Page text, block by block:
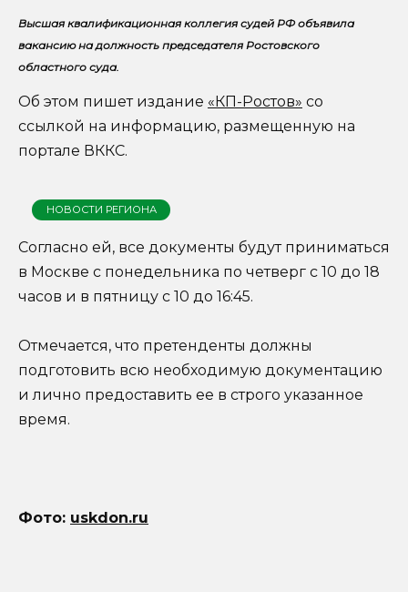
Высшая квалификационная коллегия судей РФ объявила
вакансию на должность председателя Ростовского
областного суда.
Об этом пишет издание «КП-Ростов» со
ссылкой на информацию, размещенную на
портале ВККС.
НОВОСТИ РЕГИОНА
Согласно ей, все документы будут приниматься
в Москве с понедельника по четверг с 10 до 18
часов и в пятницу с 10 до 16:45.
Отмечается, что претенденты должны
подготовить всю необходимую документацию
и лично предоставить ее в строго указанное
время.
Фото: uskdon.ru